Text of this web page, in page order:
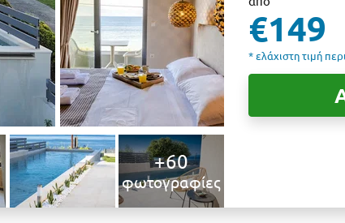
+60
φωτογραφίες
€149
* ελάχιστη τιμή